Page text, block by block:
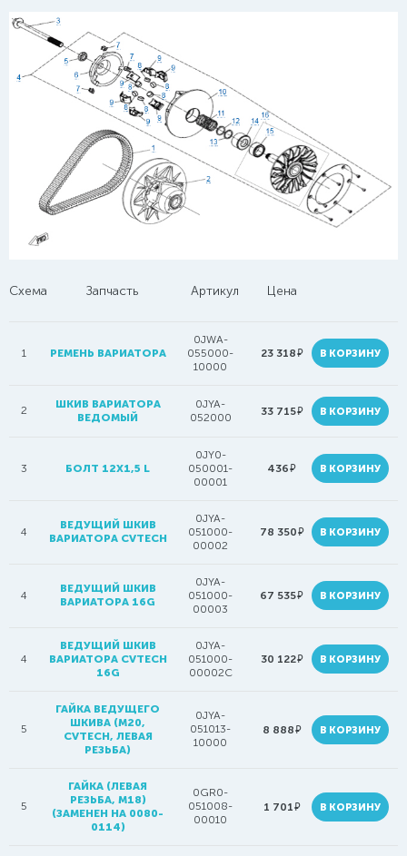
Схема Запчасть Артикул Цена
1 РЕМЕНЬ ВАРИАТОРА
0JWA-
055000-
10000
23 318руб. В КОРЗИНУ
2
ШКИВ ВАРИАТОРА
ВЕДОМЫЙ
0JYA-
052000
33 715руб. В КОРЗИНУ
3 БОЛТ 12X1,5 L
0JY0-
050001-
00001
436руб. В КОРЗИНУ
4
ВЕДУЩИЙ ШКИВ
ВАРИАТОРА CVTECH
0JYA-
051000-
00002
78 350руб. В КОРЗИНУ
4
ВЕДУЩИЙ ШКИВ
ВАРИАТОРА 16G
0JYA-
051000-
00003
67 535руб. В КОРЗИНУ
4
ВЕДУЩИЙ ШКИВ
ВАРИАТОРА CVTECH
16G
0JYA-
051000-
00002C
30 122руб. В КОРЗИНУ
5
ГАЙКА ВЕДУЩЕГО
ШКИВА (М20,
CVTECH, ЛЕВАЯ
РЕЗЬБА)
0JYA-
051013-
10000
8 888руб. В КОРЗИНУ
5
ГАЙКА (ЛЕВАЯ
РЕЗЬБА, М18)
(ЗАМЕНЕН НА 0080-
0114)
0GR0-
051008-
00010
1 701руб. В КОРЗИНУ